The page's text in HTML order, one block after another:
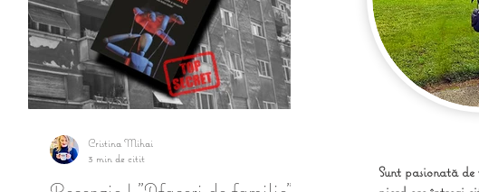
Cristina Mihai
3 min de citit
Sunt pasionată